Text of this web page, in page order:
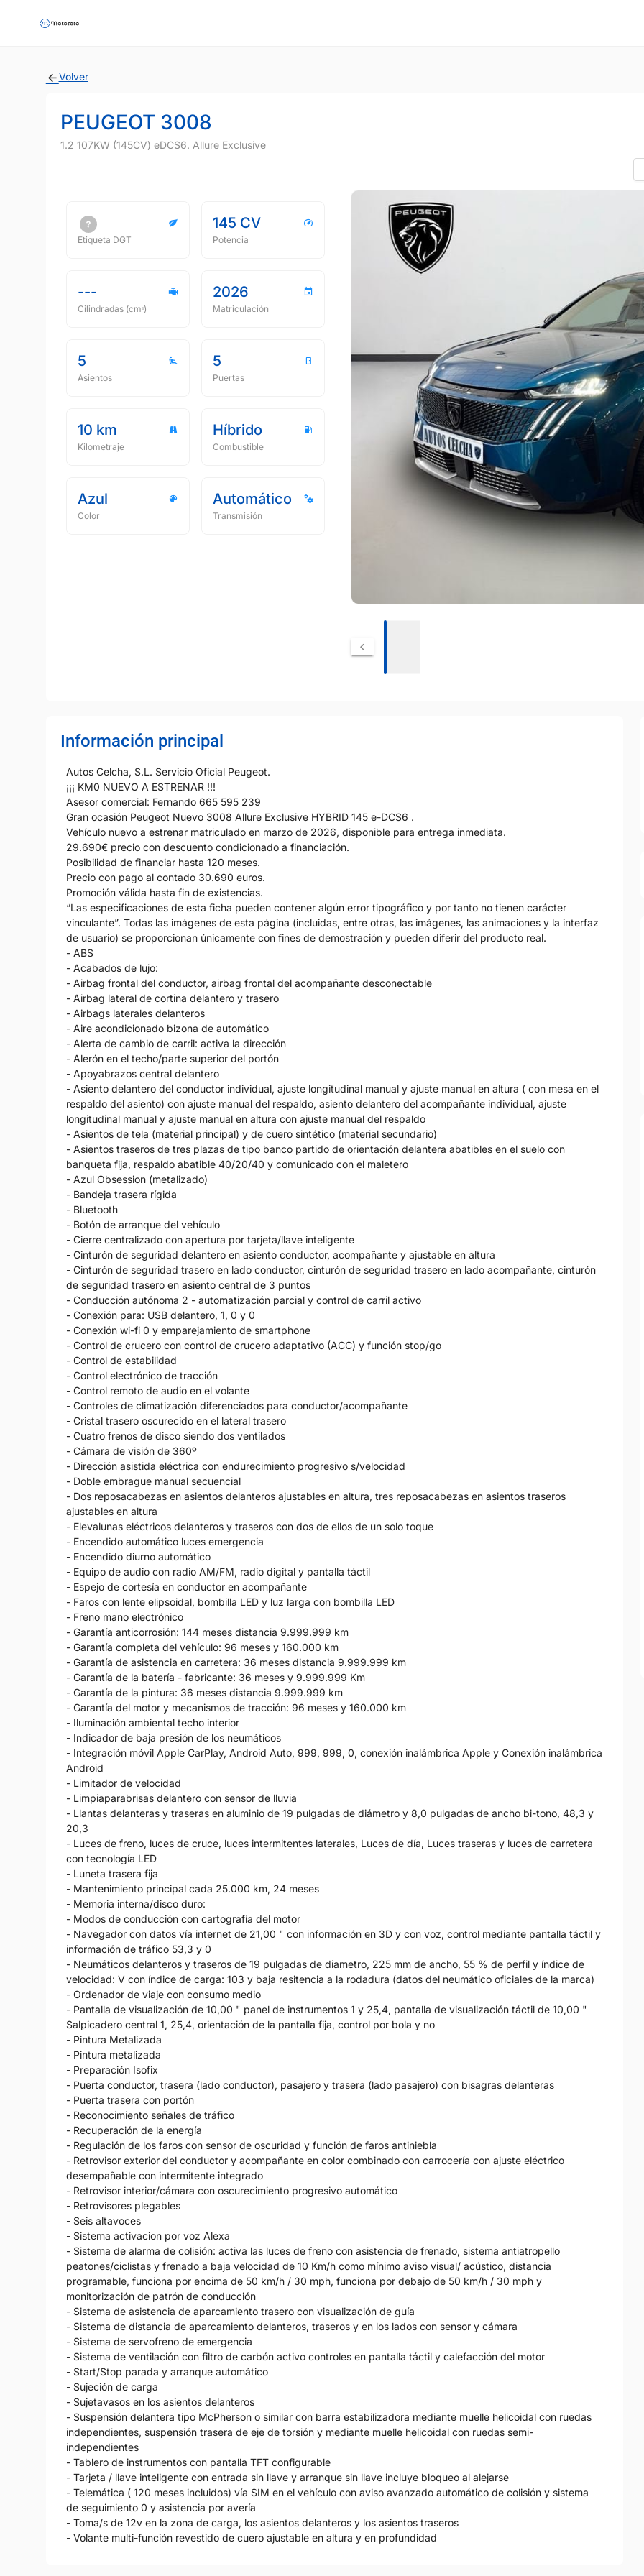
Volver
PEUGEOT 3008
1.2 107KW (145CV) eDCS6. Allure Exclusive
Etiqueta DGT
145 CV
Potencia
---
Cilindradas (cmᵌ)
2026
Matriculación
5
Asientos
5
Puertas
10 km
Kilometraje
Híbrido
Combustible
Azul
Color
Automático
Transmisión
Información principal
Autos Celcha, S.L. Servicio Oficial Peugeot.
¡¡¡ KM0 NUEVO A ESTRENAR !!!
Asesor comercial: Fernando 665 595 239
Gran ocasión Peugeot Nuevo 3008 Allure Exclusive HYBRID 145 e-DCS6 .
Vehículo nuevo a estrenar matriculado en marzo de 2026, disponible para entrega inmediata.
29.690€ precio con descuento condicionado a financiación.
Posibilidad de financiar hasta 120 meses.
Precio con pago al contado 30.690 euros.
Promoción válida hasta fin de existencias.
“Las especificaciones de esta ficha pueden contener algún error tipográfico y por tanto no tienen carácter
vinculante”. Todas las imágenes de esta página (incluidas, entre otras, las imágenes, las animaciones y la interfaz
de usuario) se proporcionan únicamente con fines de demostración y pueden diferir del producto real.
- ABS
- Acabados de lujo:
- Airbag frontal del conductor, airbag frontal del acompañante desconectable
- Airbag lateral de cortina delantero y trasero
- Airbags laterales delanteros
- Aire acondicionado bizona de automático
- Alerta de cambio de carril: activa la dirección
- Alerón en el techo/parte superior del portón
- Apoyabrazos central delantero
- Asiento delantero del conductor individual, ajuste longitudinal manual y ajuste manual en altura ( con mesa en el
respaldo del asiento) con ajuste manual del respaldo, asiento delantero del acompañante individual, ajuste
longitudinal manual y ajuste manual en altura con ajuste manual del respaldo
- Asientos de tela (material principal) y de cuero sintético (material secundario)
- Asientos traseros de tres plazas de tipo banco partido de orientación delantera abatibles en el suelo con
banqueta fija, respaldo abatible 40/20/40 y comunicado con el maletero
- Azul Obsession (metalizado)
- Bandeja trasera rígida
- Bluetooth
- Botón de arranque del vehículo
- Cierre centralizado con apertura por tarjeta/llave inteligente
- Cinturón de seguridad delantero en asiento conductor, acompañante y ajustable en altura
- Cinturón de seguridad trasero en lado conductor, cinturón de seguridad trasero en lado acompañante, cinturón
de seguridad trasero en asiento central de 3 puntos
- Conducción autónoma 2 - automatización parcial y control de carril activo
- Conexión para: USB delantero, 1, 0 y 0
- Conexión wi-fi 0 y emparejamiento de smartphone
- Control de crucero con control de crucero adaptativo (ACC) y función stop/go
- Control de estabilidad
- Control electrónico de tracción
- Control remoto de audio en el volante
- Controles de climatización diferenciados para conductor/acompañante
- Cristal trasero oscurecido en el lateral trasero
- Cuatro frenos de disco siendo dos ventilados
- Cámara de visión de 360º
- Dirección asistida eléctrica con endurecimiento progresivo s/velocidad
- Doble embrague manual secuencial
- Dos reposacabezas en asientos delanteros ajustables en altura, tres reposacabezas en asientos traseros
ajustables en altura
- Elevalunas eléctricos delanteros y traseros con dos de ellos de un solo toque
- Encendido automático luces emergencia
- Encendido diurno automático
- Equipo de audio con radio AM/FM, radio digital y pantalla táctil
- Espejo de cortesía en conductor en acompañante
- Faros con lente elipsoidal, bombilla LED y luz larga con bombilla LED
- Freno mano electrónico
- Garantía anticorrosión: 144 meses distancia 9.999.999 km
- Garantía completa del vehículo: 96 meses y 160.000 km
- Garantía de asistencia en carretera: 36 meses distancia 9.999.999 km
- Garantía de la batería - fabricante: 36 meses y 9.999.999 Km
- Garantía de la pintura: 36 meses distancia 9.999.999 km
- Garantía del motor y mecanismos de tracción: 96 meses y 160.000 km
- Iluminación ambiental techo interior
- Indicador de baja presión de los neumáticos
- Integración móvil Apple CarPlay, Android Auto, 999, 999, 0, conexión inalámbrica Apple y Conexión inalámbrica
Android
- Limitador de velocidad
- Limpiaparabrisas delantero con sensor de lluvia
- Llantas delanteras y traseras en aluminio de 19 pulgadas de diámetro y 8,0 pulgadas de ancho bi-tono, 48,3 y
20,3
- Luces de freno, luces de cruce, luces intermitentes laterales, Luces de día, Luces traseras y luces de carretera
con tecnología LED
- Luneta trasera fija
- Mantenimiento principal cada 25.000 km, 24 meses
- Memoria interna/disco duro:
- Modos de conducción con cartografía del motor
- Navegador con datos vía internet de 21,00 " con información en 3D y con voz, control mediante pantalla táctil y
información de tráfico 53,3 y 0
- Neumáticos delanteros y traseros de 19 pulgadas de diametro, 225 mm de ancho, 55 % de perfil y índice de
velocidad: V con índice de carga: 103 y baja resitencia a la rodadura (datos del neumático oficiales de la marca)
- Ordenador de viaje con consumo medio
- Pantalla de visualización de 10,00 " panel de instrumentos 1 y 25,4, pantalla de visualización táctil de 10,00 "
Salpicadero central 1, 25,4, orientación de la pantalla fija, control por bola y no
- Pintura Metalizada
- Pintura metalizada
- Preparación Isofix
- Puerta conductor, trasera (lado conductor), pasajero y trasera (lado pasajero) con bisagras delanteras
- Puerta trasera con portón
- Reconocimiento señales de tráfico
- Recuperación de la energía
- Regulación de los faros con sensor de oscuridad y función de faros antiniebla
- Retrovisor exterior del conductor y acompañante en color combinado con carrocería con ajuste eléctrico
desempañable con intermitente integrado
- Retrovisor interior/cámara con oscurecimiento progresivo automático
- Retrovisores plegables
- Seis altavoces
- Sistema activacion por voz Alexa
- Sistema de alarma de colisión: activa las luces de freno con asistencia de frenado, sistema antiatropello
peatones/ciclistas y frenado a baja velocidad de 10 Km/h como mínimo aviso visual/ acústico, distancia
programable, funciona por encima de 50 km/h / 30 mph, funciona por debajo de 50 km/h / 30 mph y
monitorización de patrón de conducción
- Sistema de asistencia de aparcamiento trasero con visualización de guía
- Sistema de distancia de aparcamiento delanteros, traseros y en los lados con sensor y cámara
- Sistema de servofreno de emergencia
- Sistema de ventilación con filtro de carbón activo controles en pantalla táctil y calefacción del motor
- Start/Stop parada y arranque automático
- Sujeción de carga
- Sujetavasos en los asientos delanteros
- Suspensión delantera tipo McPherson o similar con barra estabilizadora mediante muelle helicoidal con ruedas
independientes, suspensión trasera de eje de torsión y mediante muelle helicoidal con ruedas semi-
independientes
- Tablero de instrumentos con pantalla TFT configurable
- Tarjeta / llave inteligente con entrada sin llave y arranque sin llave incluye bloqueo al alejarse
- Telemática ( 120 meses incluidos) vía SIM en el vehículo con aviso avanzado automático de colisión y sistema
de seguimiento 0 y asistencia por avería
- Toma/s de 12v en la zona de carga, los asientos delanteros y los asientos traseros
- Volante multi-función revestido de cuero ajustable en altura y en profundidad